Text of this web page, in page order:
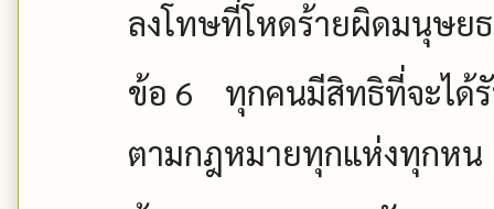
ลงโทษที่โหดร้ายผิดมนุษย
ข้อ 6 ทุกคนมีสิทธิที่จะได้
ตามกฎหมายทุกแห่งทุกหน